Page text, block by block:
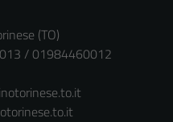
(TO)
/ 01984460012
non raccolgono
informazioni